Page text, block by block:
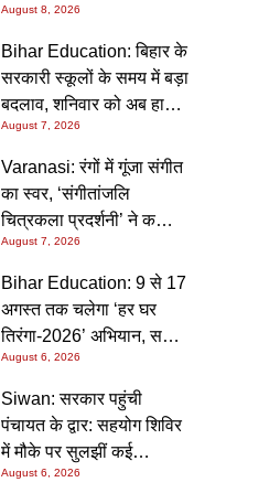
धाराओं में उम्रकैद
August 8, 2026
Bihar Education: बिहार के
सरकारी स्कूलों के समय में बड़ा
बदलाव, शनिवार को अब हाफ
डे रहेगा विद्यालय
August 7, 2026
Varanasi: रंगों में गूंजा संगीत
का स्वर, ‘संगीतांजलि
चित्रकला प्रदर्शनी’ ने कला
प्रेमियों को किया मंत्रमुग्ध
August 7, 2026
Bihar Education: 9 से 17
अगस्त तक चलेगा ‘हर घर
तिरंगा-2026’ अभियान, सभी
स्कूलों को दिए गए विस्तृत
निर्देश
August 6, 2026
Siwan: सरकार पहुंची
पंचायत के द्वार: सहयोग शिविर
में मौके पर सुलझीं कई
समस्याएं, 30 दिन में समाधान
August 6, 2026